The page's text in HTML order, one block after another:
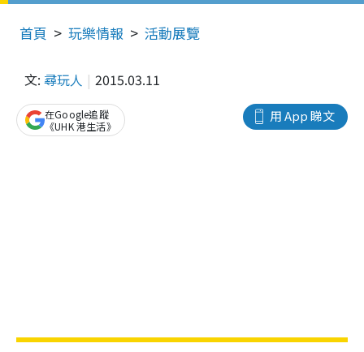
首頁 玩樂情報 活動展覽
文: 尋玩人 2015.03.11
用 App 睇文
在Google追蹤
《UHK 港生活》